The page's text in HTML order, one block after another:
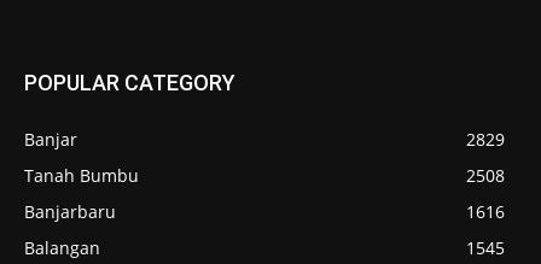
POPULAR CATEGORY
Banjar
2829
Tanah Bumbu
2508
Banjarbaru
1616
Balangan
1545